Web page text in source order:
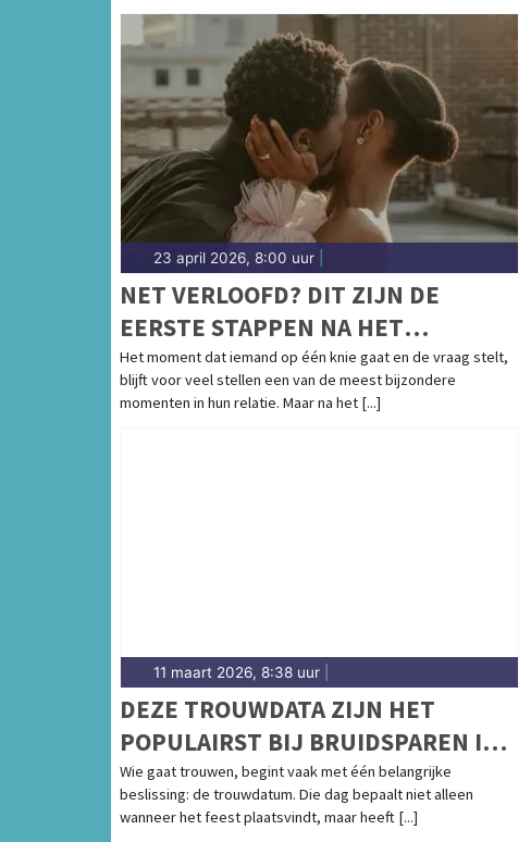
23 april 2026, 8:00 uur
NET VERLOOFD? DIT ZIJN DE
EERSTE STAPPEN NA HET
HUWELIJKSAANZOEK
Het moment dat iemand op één knie gaat en de vraag stelt,
blijft voor veel stellen een van de meest bijzondere
momenten in hun relatie. Maar na het [...]
11 maart 2026, 8:38 uur
DEZE TROUWDATA ZIJN HET
POPULAIRST BIJ BRUIDSPAREN IN
2026, 2027 EN 2028
Wie gaat trouwen, begint vaak met één belangrijke
beslissing: de trouwdatum. Die dag bepaalt niet alleen
wanneer het feest plaatsvindt, maar heeft [...]